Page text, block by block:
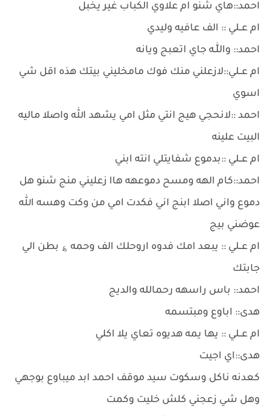
احمد::هاي شنو ام علاوي الكباب غير يخبل
ام عــلي :: الف عافيه وليدي
احمد:: واللّٰـه جاي اتعبج ويانه
ام عــلي::لازعلني منك فوك مامخليني بيتك هذه اقل شي
اسوي
احمد ::لانحجي هيج انتي مثل امي يشهد الله واصلا ماليه
البيت علينه
ام عــلي ::بدموع شفايتلي انته ابني
احمد::كام الهه ومسح دموعهه هاا زعليني منج شنو هل
دموع واني اصلا ابنج اني فكدت امي من وكت وهسه الله
عوضني بيج
ام عــلي :: يبعد امك فدوه اروحلك الف وحمه ؏ بطن الي
جابتك
احمد:: باس راسهه رحمالله والديج
هدى:: اباوع ومبتسمه
ام عــلي :: يها يمه هديوه تعاي يلا اكلي
هدى::اي اجيت
كعدنه ناكل وسكوت سيد موقف احمد ابد ميباوع بوجهي
وهل شي زعجني كلش خليت وكمت